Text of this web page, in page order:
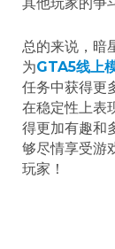
其他玩家的争
总的来说，暗
为GTA5线上
任务中获得更
在稳定性上表
得更加有趣和
够尽情享受游
玩家！